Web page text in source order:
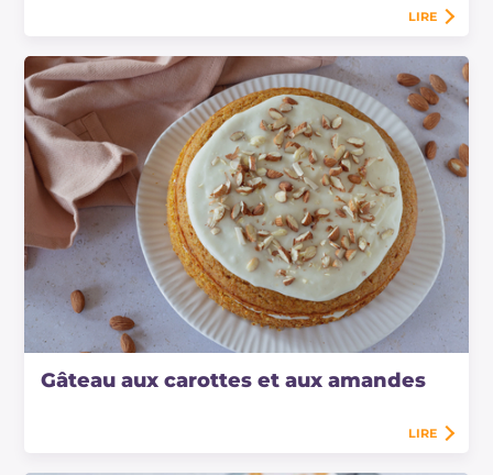
LIRE
Gâteau aux carottes et aux amandes
LIRE